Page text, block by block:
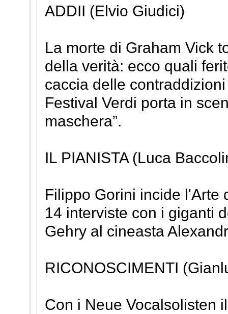
ADDII (Elvio Giudici)
La morte di Graham Vick
della verità: ecco quali
caccia delle
Festival Verdi porta in
maschera”.
IL PIANISTA (Luca
Filippo Gorini incide l'Arte
14 interviste con i giganti
Gehry al cineasta
RICONOSCIMENTI
Con i Neue Vocalsolisten